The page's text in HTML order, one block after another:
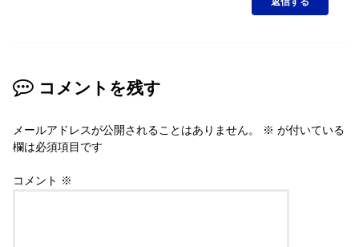
コメントを残す
メールアドレスが公開されることはありません。 ※ が付いている
欄は必須項目です
コメント ※